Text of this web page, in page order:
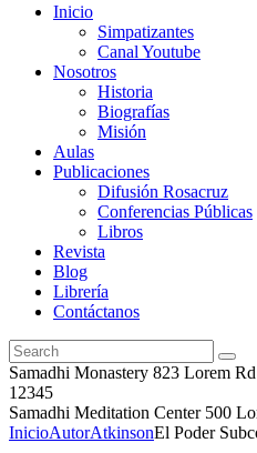
Inicio
Simpatizantes
Canal Youtube
Nosotros
Historia
Biografías
Misión
Aulas
Publicaciones
Difusión Rosacruz
Conferencias Públicas
Libros
Revista
Blog
Librería
Contáctanos
Samadhi Monastery 823 Lorem
12345
Samadhi Meditation Center 500
InicioAutorAtkinsonEl Poder